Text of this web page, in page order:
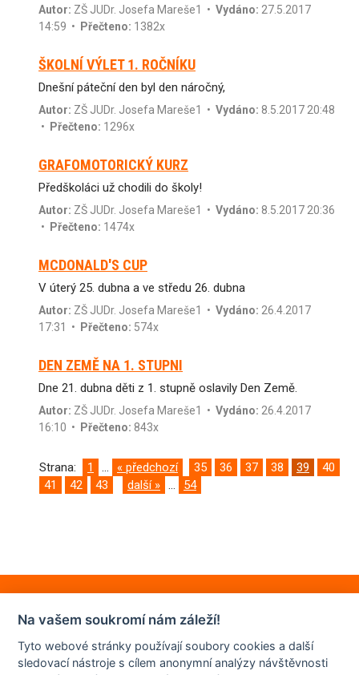
Autor: ZŠ JUDr. Josefa Mareše1 • Vydáno: 27.5.2017
14:59 •
Přečteno: 1382x
ŠKOLNÍ VÝLET 1. ROČNÍKU
Dnešní páteční den byl den náročný,
Autor: ZŠ JUDr. Josefa Mareše1 • Vydáno: 8.5.2017 20:48
•
Přečteno: 1296x
GRAFOMOTORICKÝ KURZ
Předškoláci už chodili do školy!
Autor: ZŠ JUDr. Josefa Mareše1 • Vydáno: 8.5.2017 20:36
•
Přečteno: 1474x
MCDONALD'S CUP
V úterý 25. dubna a ve středu 26. dubna
Autor: ZŠ JUDr. Josefa Mareše1 • Vydáno: 26.4.2017
17:31 •
Přečteno: 574x
DEN ZEMĚ NA 1. STUPNI
Dne 21. dubna děti z 1. stupně oslavily Den Země.
Autor: ZŠ JUDr. Josefa Mareše1 • Vydáno: 26.4.2017
16:10 •
Přečteno: 843x
Strana: 1 ... « předchozí 35 36 37 38 39
40
41
42 43 další » ... 54
Na vašem soukromí nám záleží!
Tyto webové stránky používají soubory cookies a další
sledovací nástroje s cílem anonymní analýzy návštěvnosti